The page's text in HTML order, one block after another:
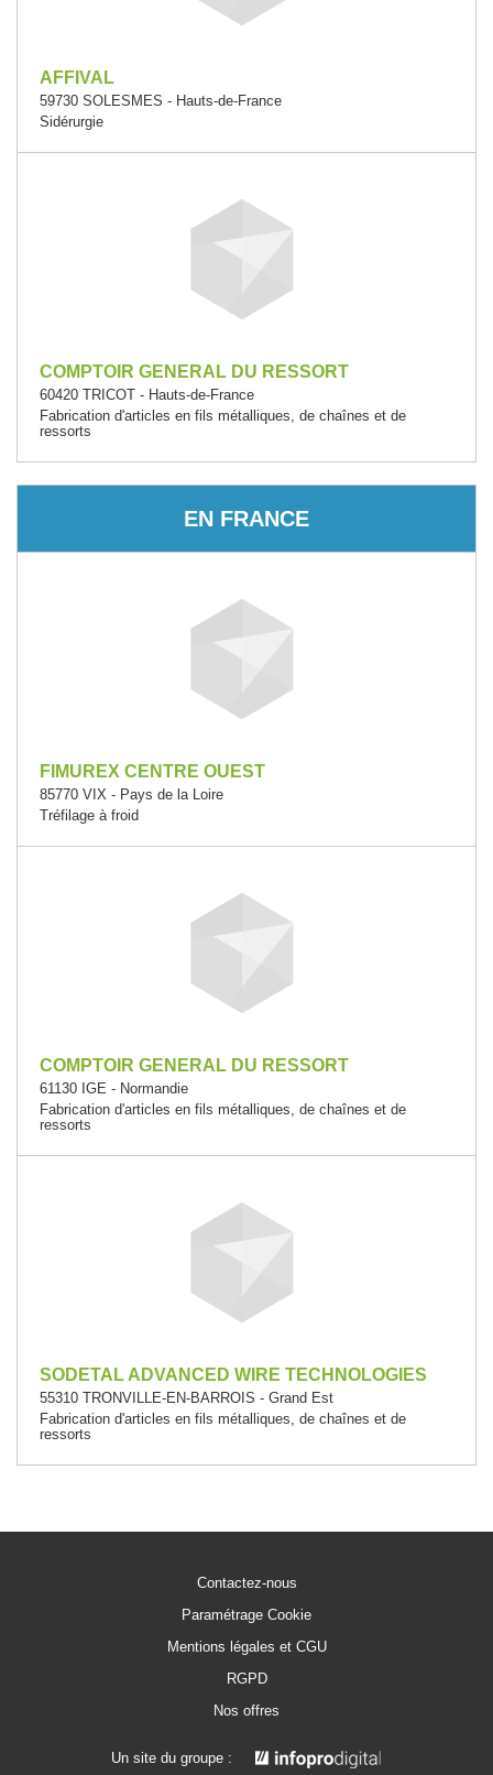
AFFIVAL
59730 SOLESMES - Hauts-de-France
Sidérurgie
COMPTOIR GENERAL DU RESSORT
60420 TRICOT - Hauts-de-France
Fabrication d'articles en fils métalliques, de chaînes et de
ressorts
EN FRANCE
FIMUREX CENTRE OUEST
85770 VIX - Pays de la Loire
Tréfilage à froid
COMPTOIR GENERAL DU RESSORT
61130 IGE - Normandie
Fabrication d'articles en fils métalliques, de chaînes et de
ressorts
SODETAL ADVANCED WIRE TECHNOLOGIES
55310 TRONVILLE-EN-BARROIS - Grand Est
Fabrication d'articles en fils métalliques, de chaînes et de
ressorts
Contactez-nous
Paramétrage Cookie
Mentions légales et CGU
RGPD
Nos offres
Un site du groupe :